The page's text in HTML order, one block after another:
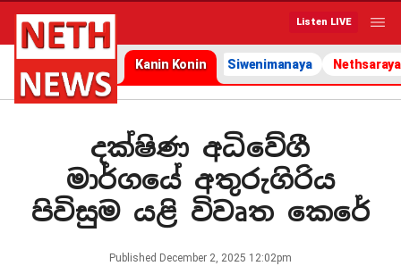
Listen LIVE
Kanin Konin Siwenimanaya Nethsaraya
දක්ෂිණ අධිවේගී
මාර්ගයේ අතුරුගිරිය
පිවිසුම යළි විවෘත කෙරේ
Published December 2, 2025 12:02pm